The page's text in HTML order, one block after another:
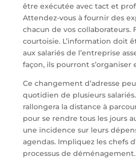
être exécutée avec tact et
Attendez-vous à fournir des
chacun de vos collaborateurs.
courtoisie. L’information doit
aux salariés de l’entreprise
façon, ils pourront s’organiser
Ce changement d’adresse
quotidien de plusieurs
rallongera la distance à
pour se rendre tous les jours
une incidence sur leurs
agendas. Impliquez les chefs
processus de